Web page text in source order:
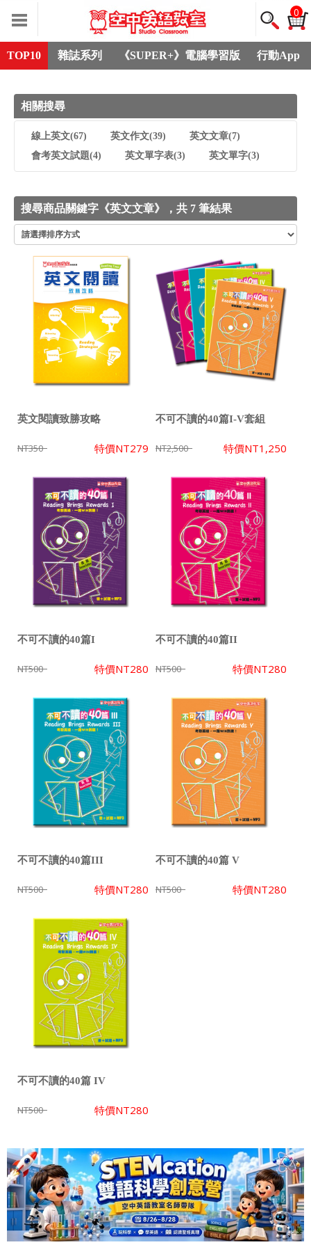
0
TOP10 雜誌系列 《SUPER+》電腦學習版 行動App
相關搜尋
線上英文(67) 英文作文(39) 英文文章(7)
會考英文試題(4) 英文單字表(3) 英文單字(3)
搜尋商品關鍵字《英文文章》，共 7 筆結果
英文閱讀致勝攻略
NT350 特價NT279
不可不讀的40篇I-V套組
NT2,500 特價NT1,250
不可不讀的40篇I
NT500 特價NT280
不可不讀的40篇II
NT500 特價NT280
不可不讀的40篇III
NT500 特價NT280
不可不讀的40篇 V
NT500 特價NT280
不可不讀的40篇 IV
NT500 特價NT280